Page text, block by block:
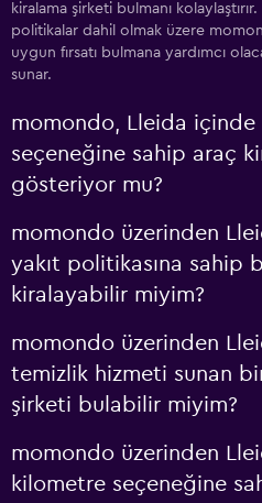
kiralama şirketi bulmanı
politikalar dahil olmak üzere
uygun fırsatı bulmana yardımcı
sunar.
momondo, Lleida içinde
seçeneğine sahip araç
gösteriyor mu?
momondo üzerinden
yakıt politikasına sahip
kiralayabilir miyim?
momondo üzerinden
temizlik hizmeti sunan
şirketi bulabilir miyim?
momondo üzerinden
kilometre seçeneğine